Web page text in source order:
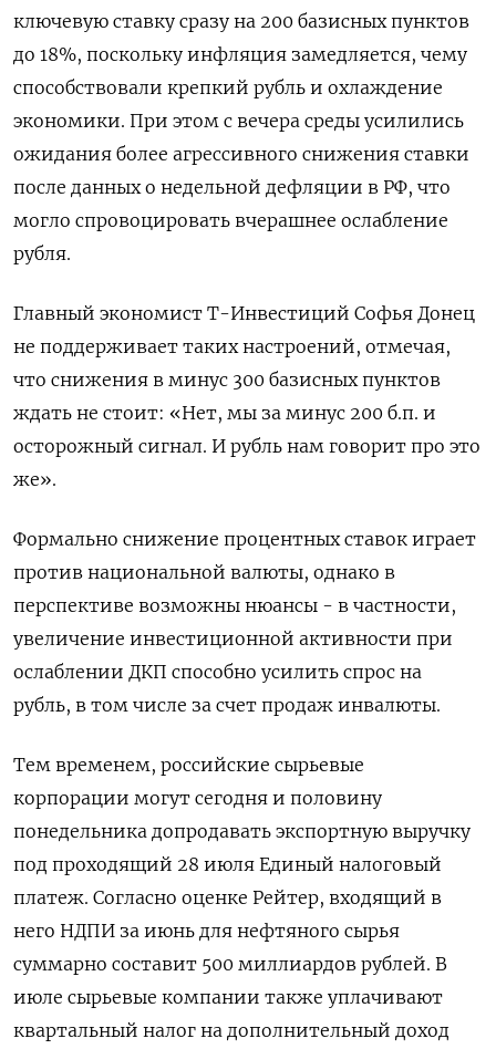
ключевую ставку сразу на 200 базисных пунктов
до 18%, поскольку инфляция замедляется, чему
способствовали крепкий рубль и охлаждение
экономики. При этом с вечера среды усилились
ожидания более агрессивного снижения ставки
после данных о недельной дефляции в РФ, что
могло спровоцировать вчерашнее ослабление
рубля.
Главный экономист Т-Инвестиций Софья Донец
не поддерживает таких настроений, отмечая,
что снижения в минус 300 базисных пунктов
ждать не стоит: «Нет, мы за минус 200 б.п. и
осторожный сигнал. И рубль нам говорит про это
же».
Формально снижение процентных ставок играет
против национальной валюты, однако в
перспективе возможны нюансы - в частности,
увеличение инвестиционной активности при
ослаблении ДКП способно усилить спрос на
рубль, в том числе за счет продаж инвалюты.
Тем временем, российские сырьевые
корпорации могут сегодня и половину
понедельника допродавать экспортную выручку
под проходящий 28 июля Единый налоговый
платеж. Согласно оценке Рейтер, входящий в
него НДПИ за июнь для нефтяного сырья
суммарно составит 500 миллиардов рублей. В
июле сырьевые компании также уплачивают
квартальный налог на дополнительный доход